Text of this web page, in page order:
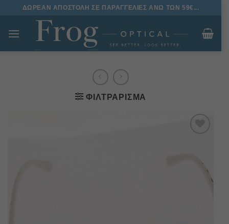
Μετάβαση
περιεχόμενο
ΔΩΡΕΑΝ ΑΠΟΣΤΟΛΗ ΣΕ ΠΑΡΑΓΓΕΛΙΕΣ ΑΝΩ ΤΩΝ 59€...
ΦΙΛΤΡΆΡΙΣΜΑ
επιθυμιών